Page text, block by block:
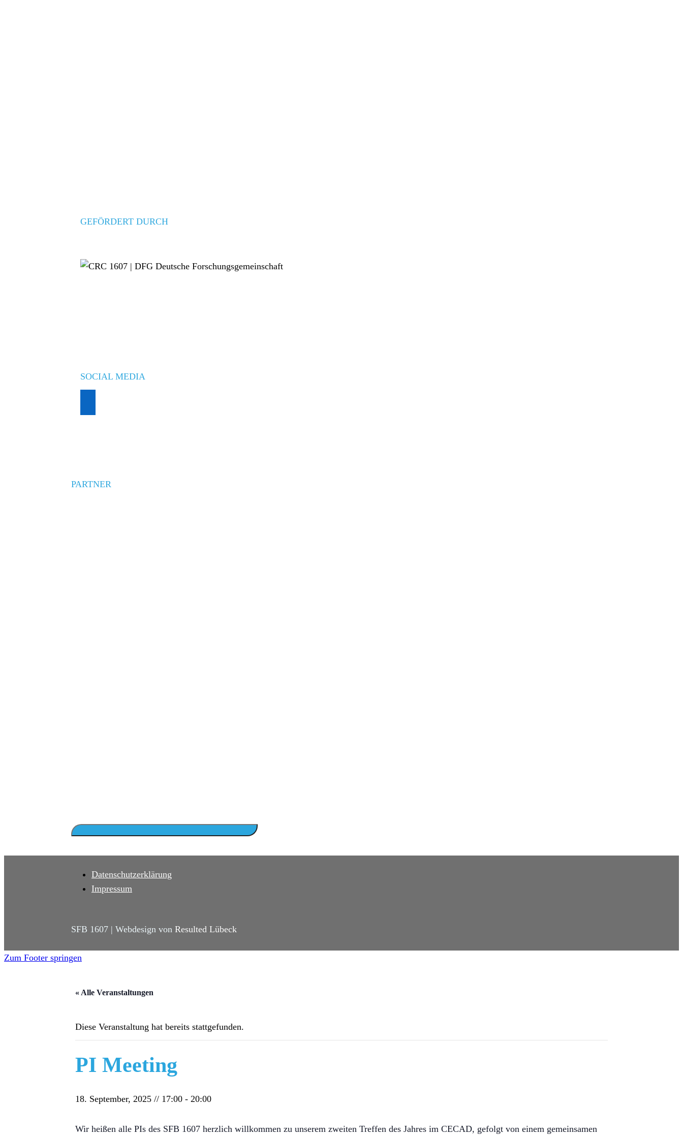
Zum Footer springen
« Alle Veranstaltungen
Diese Veranstaltung hat bereits stattgefunden.
PI Meeting
18. September, 2025 // 17:00 - 20:00
Wir heißen alle PIs des SFB 1607 herzlich willkommen zu unserem zweiten Treffen des Jahres im CECAD, gefolgt von einem gemeinsamen
GEFÖRDERT DURCH
SOCIAL MEDIA
PARTNER
Datenschutzerklärung
Impressum
SFB 1607 | Webdesign von Resulted Lübeck